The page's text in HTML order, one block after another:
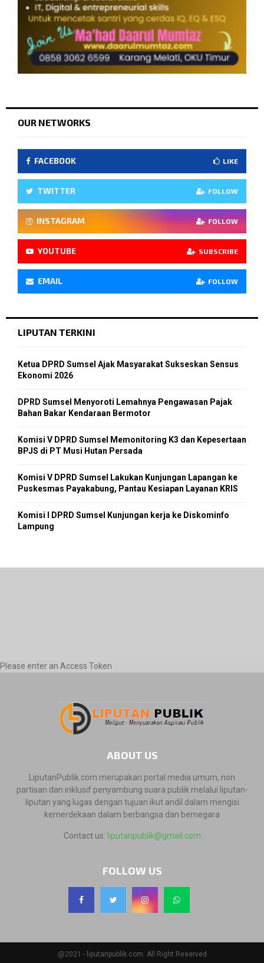
OUR NETWORKS
FACEBOOK LIKE
TWITTER FOLLOW
INSTAGRAM FOLLOW
YOUTUBE SUBSCRIBE
EMAIL FOLLOW
LIPUTAN TERKINI
Ketua DPRD Sumsel Ajak Masyarakat Sukseskan Sensus
Ekonomi 2026
DPRD Sumsel Menyoroti Lemahnya Pengawasan Pajak
Bahan Bakar Kendaraan Bermotor
Komisi V DPRD Sumsel Memonitoring K3 dan Kepesertaan
BPJS di PT Musi Hutan Persada
Komisi V DPRD Sumsel Lakukan Kunjungan Lapangan ke
Puskesmas Payakabung, Pantau Kesiapan Layanan KRIS
Komisi I DPRD Sumsel Kunjungan kerja ke Diskominfo
Lampung
Please enter an Access Token
ABOUT US
LiputanPublik.com merupakan portal media umum, non
partisan dan inklusif penyambung suara publik melalui liputan-
liputan yang lugas dengan tujuan ikut andil dalam mengisi
kemerdekaan dalam berbangsa dan bernegara
Contact us: liputanpublik@gmail.com
FOLLOW US
@2021 - liputanpublik.com. All Right Reserved